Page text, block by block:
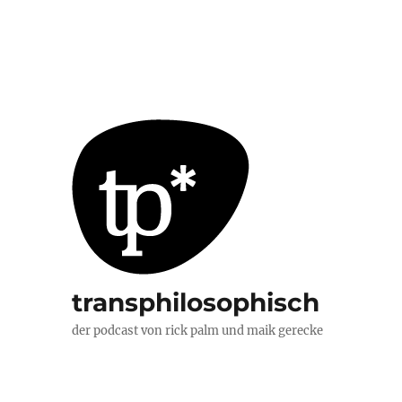
transphilosophisch
der podcast von rick palm und maik gerecke